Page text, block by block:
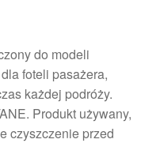
do modeli
foteli pasażera,
każdej podróży.
Produkt używany,
czyszczenie przed